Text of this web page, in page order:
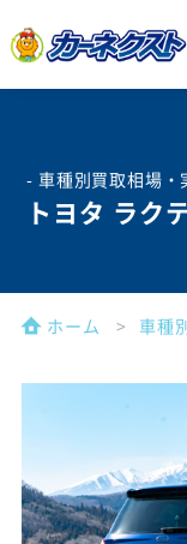
- 車種別買取相場・
トヨタ ラク
ホーム 車種